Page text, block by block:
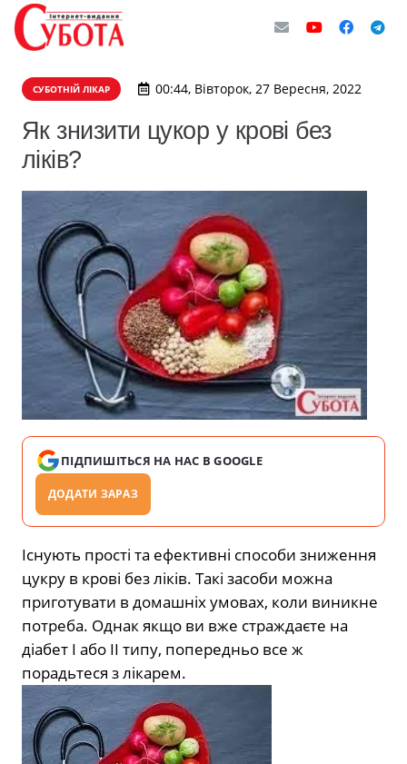
СУБОТНІЙ ЛІКАР 00:44, Вівторок, 27 Вересня, 2022
Як знизити цукор у крові без
ліків?
ПІДПИШІТЬСЯ НА НАС В GOOGLE
ДОДАТИ ЗАРАЗ
Існують прості та ефективні способи зниження
цукру в крові без ліків. Такі засоби можна
приготувати в домашніх умовах, коли виникне
потреба. Однак якщо ви вже страждаєте на
діабет І або ІІ типу, попередньо все ж
порадьтеся з лікарем.